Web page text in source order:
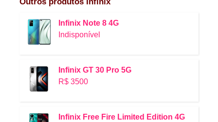
Outros produtos Infinix
Infinix Note 8 4G
Indisponível
Infinix GT 30 Pro 5G
R$ 3500
Infinix Free Fire Limited Edition 4G